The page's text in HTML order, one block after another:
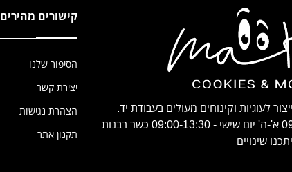
לעוגיות וקינוחים מעולים בעבודת יד.
09:00-19:00 א'-ה' יום שישי - 09:00-13:30 כשר רבנות
שינויים
קישורים מהירים
הסיפור שלנו
יצירת קשר
הצהרת נגישות
תקנון אתר